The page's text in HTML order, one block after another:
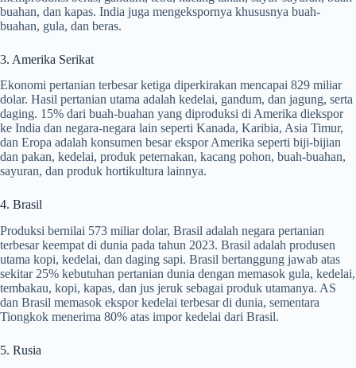
buahan, dan kapas. India juga mengekspornya khususnya buah-
buahan, gula, dan beras.
3. Amerika Serikat
Ekonomi pertanian terbesar ketiga diperkirakan mencapai 829 miliar
dolar. Hasil pertanian utama adalah kedelai, gandum, dan jagung, serta
daging. 15% dari buah-buahan yang diproduksi di Amerika diekspor
ke India dan negara-negara lain seperti Kanada, Karibia, Asia Timur,
dan Eropa adalah konsumen besar ekspor Amerika seperti biji-bijian
dan pakan, kedelai, produk peternakan, kacang pohon, buah-buahan,
sayuran, dan produk hortikultura lainnya.
4. Brasil
Produksi bernilai 573 miliar dolar, Brasil adalah negara pertanian
terbesar keempat di dunia pada tahun 2023. Brasil adalah produsen
utama kopi, kedelai, dan daging sapi. Brasil bertanggung jawab atas
sekitar 25% kebutuhan pertanian dunia dengan memasok gula, kedelai,
tembakau, kopi, kapas, dan jus jeruk sebagai produk utamanya. AS
dan Brasil memasok ekspor kedelai terbesar di dunia, sementara
Tiongkok menerima 80% atas impor kedelai dari Brasil.
5. Rusia